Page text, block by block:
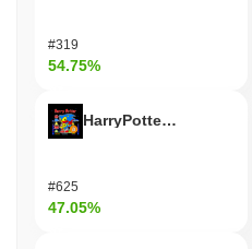
#319
54.75%
#625
47.05%